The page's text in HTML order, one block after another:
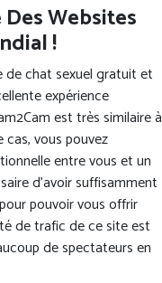
Websites
!
de chat sexuel gratuit et
expérience
est très similaire à
cas, vous pouvez
entre vous et un
d’avoir suffisamment
pouvoir vous offrir
de trafic de ce site est
de spectateurs en